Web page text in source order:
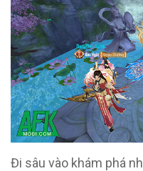
Đi sâu vào khám phá